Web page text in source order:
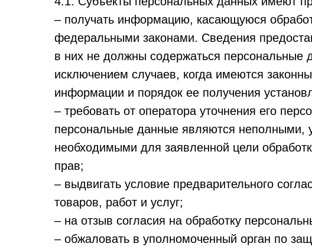
– получать информацию, касающуюся
федеральными законами. Сведения
в них не должны содержаться персональные
исключением случаев, когда имеются
информации и порядок ее получения
– требовать от оператора уточнения его
персональные данные являются неполными,
необходимыми для заявленной цели
прав;
– выдвигать условие предварительного
товаров, работ и услуг;
– на отзыв согласия на обработку
– обжаловать в уполномоченный орган по